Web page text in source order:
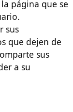
página que se
sus
que dejen de
sus
a su